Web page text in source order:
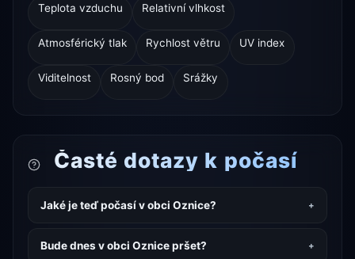
Teplota vzduchu Relativní vlhkost
Atmosférický tlak Rychlost větru UV index
Viditelnost Rosný bod Srážky
Časté dotazy k počasí
Jaké je teď počasí v obci Oznice?
Bude dnes v obci Oznice pršet?